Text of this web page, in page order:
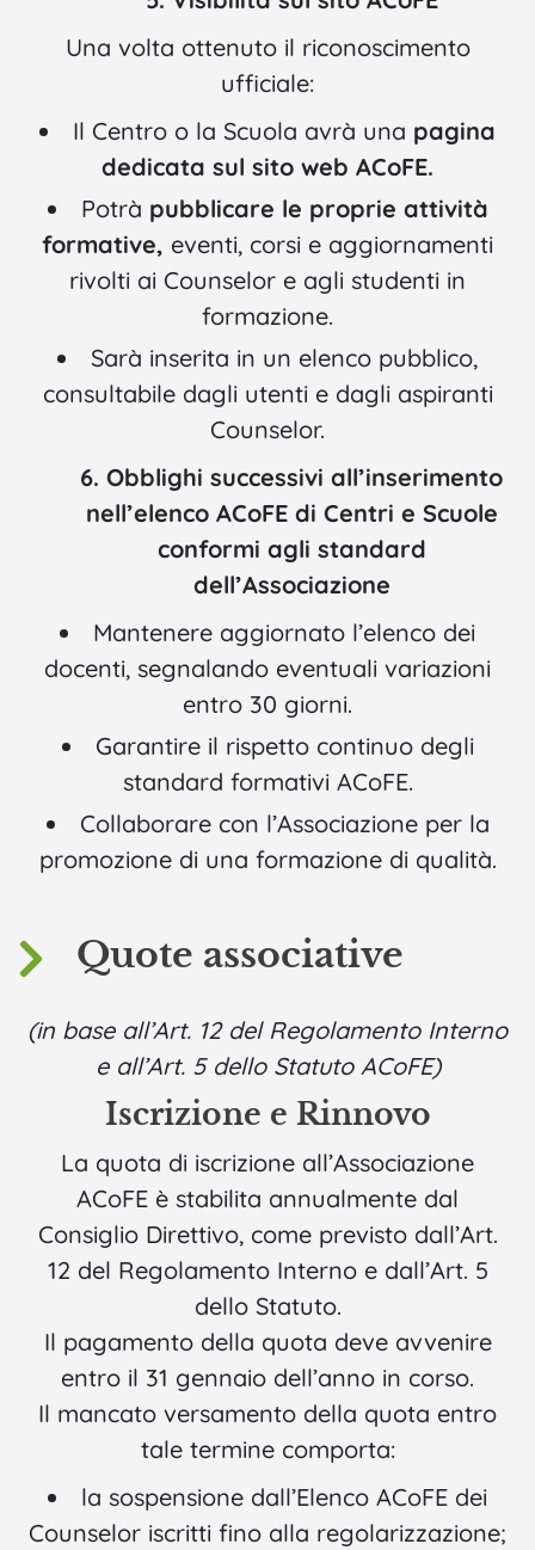
Una volta ottenuto il riconoscimento
ufficiale:
Il Centro o la Scuola avrà una pagina
dedicata sul sito web ACoFE.
Potrà pubblicare le proprie attività
formative, eventi, corsi e aggiornamenti
rivolti ai Counselor e agli studenti in
formazione.
Sarà inserita in un elenco pubblico,
consultabile dagli utenti e dagli aspiranti
Counselor.
6. Obblighi successivi all’inserimento
nell’elenco ACoFE di Centri e Scuole
conformi agli standard
dell’Associazione
Mantenere aggiornato l’elenco dei
docenti, segnalando eventuali variazioni
entro 30 giorni.
Garantire il rispetto continuo degli
standard formativi ACoFE.
Collaborare con l’Associazione per la
promozione di una formazione di qualità.
Quote associative
(in base all’Art. 12 del Regolamento Interno
e all’Art. 5 dello Statuto ACoFE)
Iscrizione e Rinnovo
La quota di iscrizione all’Associazione
ACoFE è stabilita annualmente dal
Consiglio Direttivo, come previsto dall’Art.
12 del Regolamento Interno e dall’Art. 5
dello Statuto.
Il pagamento della quota deve avvenire
entro il 31 gennaio dell’anno in corso.
Il mancato versamento della quota entro
tale termine comporta:
la sospensione dall’Elenco ACoFE dei
Counselor iscritti fino alla regolarizzazione;